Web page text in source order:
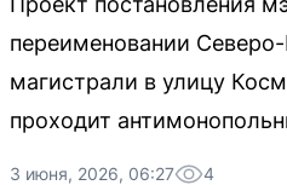
переименовании
магистрали в улицу
проходит
3 июня, 2026, 06:27 4